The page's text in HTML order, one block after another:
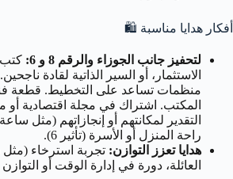
أفكار هدايا مناسبة 🛍️
لتحفيز جانب الجوزاء والرقم 8 و 6:
كتب
الاستثمار، أو السير الذاتية لقادة
منظمات تساعد على التخطيط. قطعة
المكتب. اشتراك في مجلة اقتصادية
التقدير لمكانتهم أو إنجازاتهم (مثل
راحة المنزل أو الأسرة (تأثير 6).
هدايا تعزز التوازن: تجربة استرخاء
العائلة، دورة في إدارة الوقت أو